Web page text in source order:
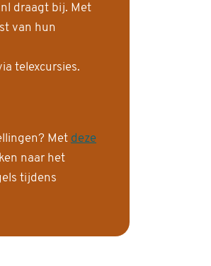
draagt bij. Met
van hun
telexcursies.
Met deze
naar het
tijdens